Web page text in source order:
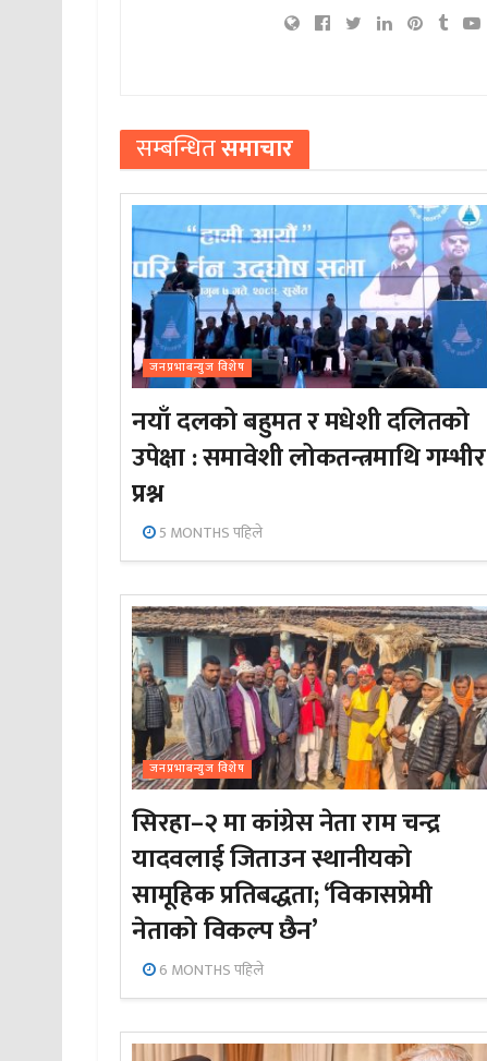
सम्बन्धितसमाचार
जनप्रभाबन्युज विशेष
नयाँ दलको बहुमत र मधेशी दलितको
उपेक्षा : समावेशी लोकतन्त्रमाथि गम्भीर
प्रश्न
5 MONTHS पहिले
जनप्रभाबन्युज विशेष
सिरहा–२ मा कांग्रेस नेता राम चन्द्र
यादवलाई जिताउन स्थानीयको
सामूहिक प्रतिबद्धता; ‘विकासप्रेमी
नेताको विकल्प छैन’
6 MONTHS पहिले